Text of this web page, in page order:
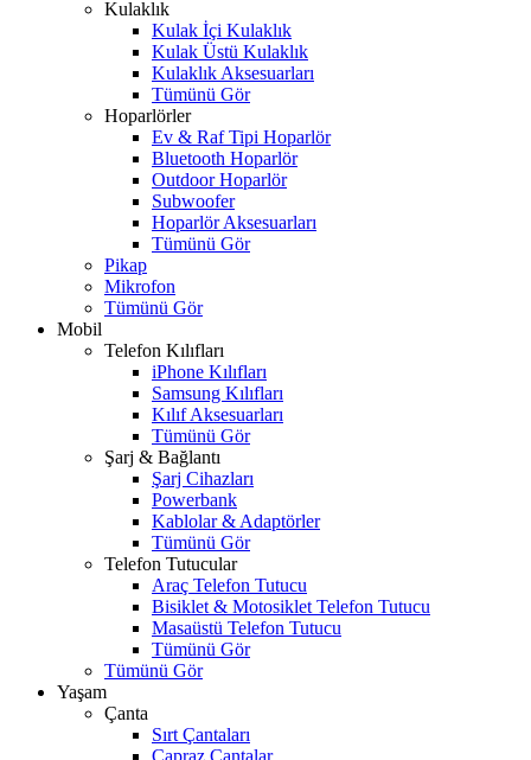
Kulaklık
Kulak İçi Kulaklık
Kulak Üstü Kulaklık
Kulaklık Aksesuarları
Tümünü Gör
Hoparlörler
Ev & Raf Tipi Hoparlör
Bluetooth Hoparlör
Outdoor Hoparlör
Subwoofer
Hoparlör Aksesuarları
Tümünü Gör
Pikap
Mikrofon
Tümünü Gör
Mobil
Telefon Kılıfları
iPhone Kılıfları
Samsung Kılıfları
Kılıf Aksesuarları
Tümünü Gör
Şarj & Bağlantı
Şarj Cihazları
Powerbank
Kablolar & Adaptörler
Tümünü Gör
Telefon Tutucular
Araç Telefon Tutucu
Bisiklet & Motosiklet Telefon Tutucu
Masaüstü Telefon Tutucu
Tümünü Gör
Tümünü Gör
Yaşam
Çanta
Sırt Çantaları
Çapraz Çantalar